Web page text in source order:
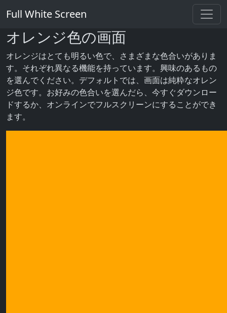
Full White Screen
オレンジ色の画面
オレンジはとても明るい色で、さまざまな色合いがありま
す。それぞれ異なる機能を持っています。興味のあるもの
を選んでください。デフォルトでは、画面は純粋なオレン
ジ色です。お好みの色合いを選んだら、今すぐダウンロー
ドするか、オンラインでフルスクリーンにすることができ
ます。